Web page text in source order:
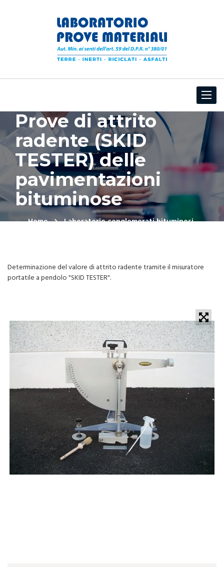
Toggle
Prove di attrito
radente (SKID
TESTER) delle
pavimentazioni
bituminose
Home
Laboratorio conglomerati bituminosi
Determinazione del valore di attrito radente tramite il misuratore
portatile a pendolo "SKID TESTER".